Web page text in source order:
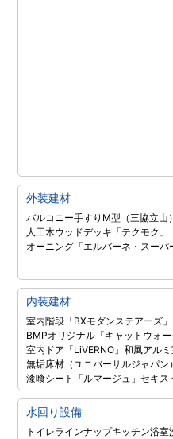
外装建材
バルコニー手すりM型（三協立山）
人工木ウッドデッキ「テクモク」
オーニング「エルバーネ・スーパ
内装建材
室内階段「BXモダンステアーズ」
BMPオリジナル「キャットウォー
室内ドア「LiVERNO」和風アルミ
無垢床材（ユニバーサルジャパン）
漆喰シート「ルマージュ」セキス
水回り設備
トイレラインナップキッチン浴室